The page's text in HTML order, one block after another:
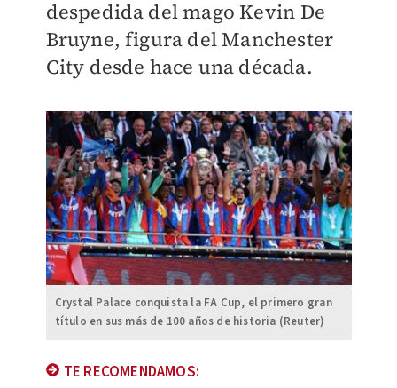
despedida del mago Kevin De
Bruyne, figura del Manchester
City desde hace una década.
Crystal Palace conquista la FA Cup, el primero gran
título en sus más de 100 años de historia (Reuter)
TE RECOMENDAMOS: